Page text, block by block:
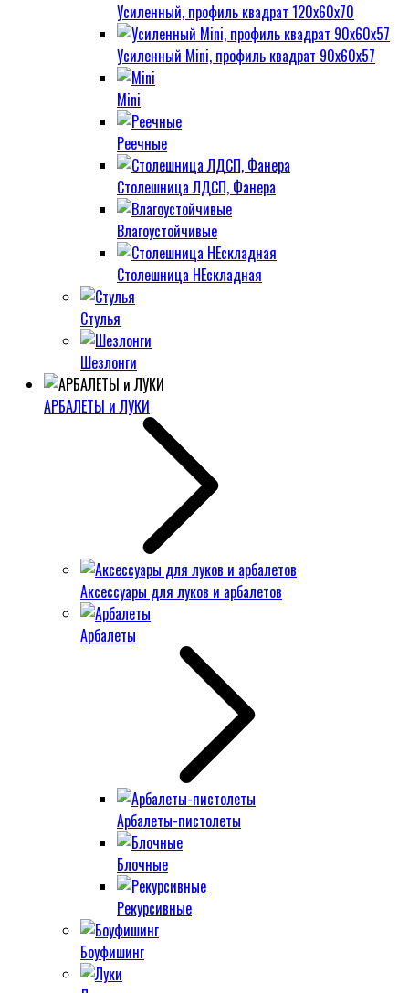
Усиленный, профиль квадрат 120х60х70
Усиленный Mini, профиль квадрат 90х60х57
Mini
Реечные
Столешница ЛДСП, Фанера
Влагоустойчивые
Столешница НЕскладная
Стулья
Шезлонги
АРБАЛЕТЫ и ЛУКИ
Аксессуары для луков и арбалетов
Арбалеты
Арбалеты-пистолеты
Блочные
Рекурсивные
Боуфишинг